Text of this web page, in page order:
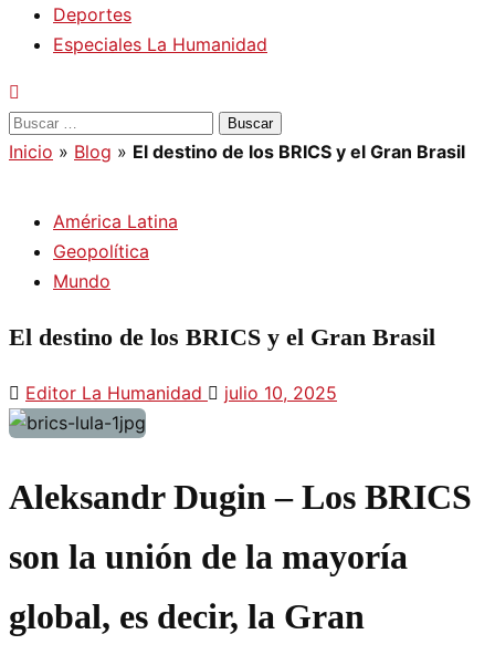
Deportes
Especiales La Humanidad
Buscar:
Inicio » Blog » El destino de los BRICS y el Gran Brasil
América Latina
Geopolítica
Mundo
El destino de los BRICS y el Gran Brasil
Editor La Humanidad julio 10, 2025
Aleksandr Dugin – Los BRICS
son la unión de la mayoría
global, es decir, la Gran